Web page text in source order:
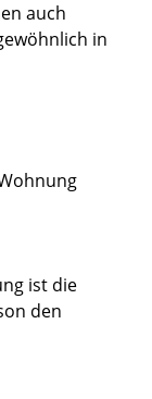
auch
in
ist die
den